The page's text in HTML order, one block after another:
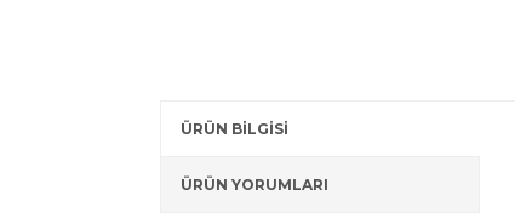
ÜRÜN BİLGİSİ
ÜRÜN YORUMLARI